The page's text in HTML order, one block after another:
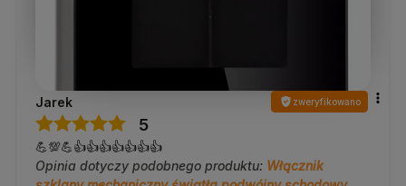
Jarek zweryfikowano
5
💪💯💪👍️👍️👍️👍️👍️👍️👍️
Opinia dotyczy podobnego produktu: Włącznik